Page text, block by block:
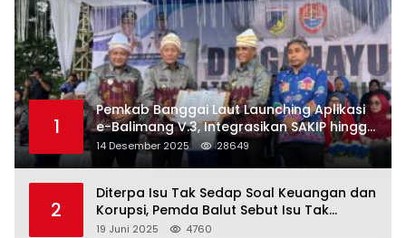
1
Pemkab Banggai Laut Launching Aplikasi
e-Balimang V.3, Integrasikan SAKIP hingga
Satu Data Layanan Publik
14 Desember 2025 28649
2
Diterpa Isu Tak Sedap Soal Keuangan dan
Korupsi, Pemda Balut Sebut Isu Tak
Berdasar
19 Juni 2025 4760